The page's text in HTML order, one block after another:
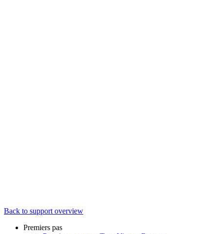
Back to support overview
Premiers pas